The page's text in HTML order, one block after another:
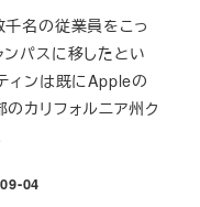
名の従業員をこっ
ンパスに移したとい
ィンは既にAppleの
カリフォルニア州ク
04